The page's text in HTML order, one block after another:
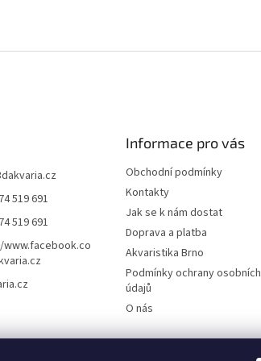
519 691
519 691
Informace pro vás
Obchodní podmínky
Kontakty
Jak se k nám dostat
Doprava a platba
Akvaristika Brno
Podmínky ochrany osobních
údajů
O nás